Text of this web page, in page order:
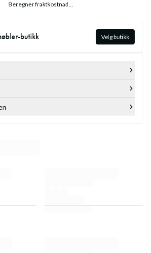
Beregner fraktkostnad...
butikk Velg butikk